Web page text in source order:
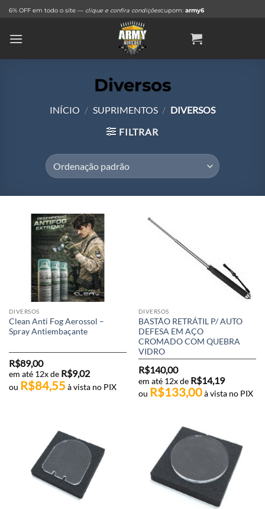
Skip
content
6% OFF em todo o site — clique e confira condiçõescupom: army6
Diversos
INÍCIO / SUPRIMENTOS / DIVERSOS
FILTRAR
DIVERSOS
Clean Anti Fog Aerossol –
Spray Antiembaçante
R$89,00
em até 12x de R$9,02
ou R$84,55 à vista no PIX
DIVERSOS
BASTÃO RETRÁTIL P/ AUTO
DEFESA EM AÇO
CROMADO COM QUEBRA
VIDRO
R$140,00
em até 12x de R$14,19
ou R$133,00 à vista no PIX